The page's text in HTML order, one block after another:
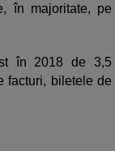
în majoritate, pe
în 2018 de 3,5
facturi, biletele de